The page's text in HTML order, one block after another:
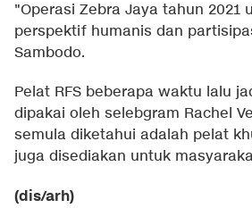
"Operasi Zebra Jaya tahun 2021
perspektif humanis dan
Sambodo.
Pelat RFS beberapa waktu lalu
dipakai oleh selebgram Rachel
semula diketahui adalah pelat
juga disediakan untuk
(dis/arh)